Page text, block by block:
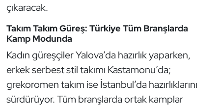
çıkaracak.
Takım Takım Güreş: Türkiye Tüm Branşlarda
Kamp Modunda
Kadın güreşçiler Yalova’da hazırlık yaparken,
erkek serbest stil takımı Kastamonu’da;
grekoromen takım ise İstanbul’da hazırlıklarını
sürdürüyor. Tüm branşlarda ortak kamplar